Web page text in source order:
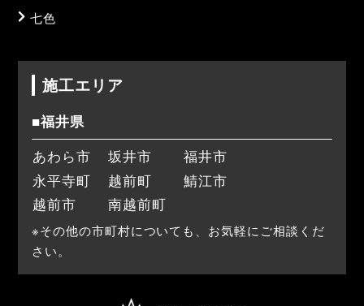
七色
施工エリア
■福井県
あわら市
坂井市
福井市
永平寺町
越前町
鯖江市
越前市
南越前町
※その他の市町村についても、お気軽にご相談くだ
さい。